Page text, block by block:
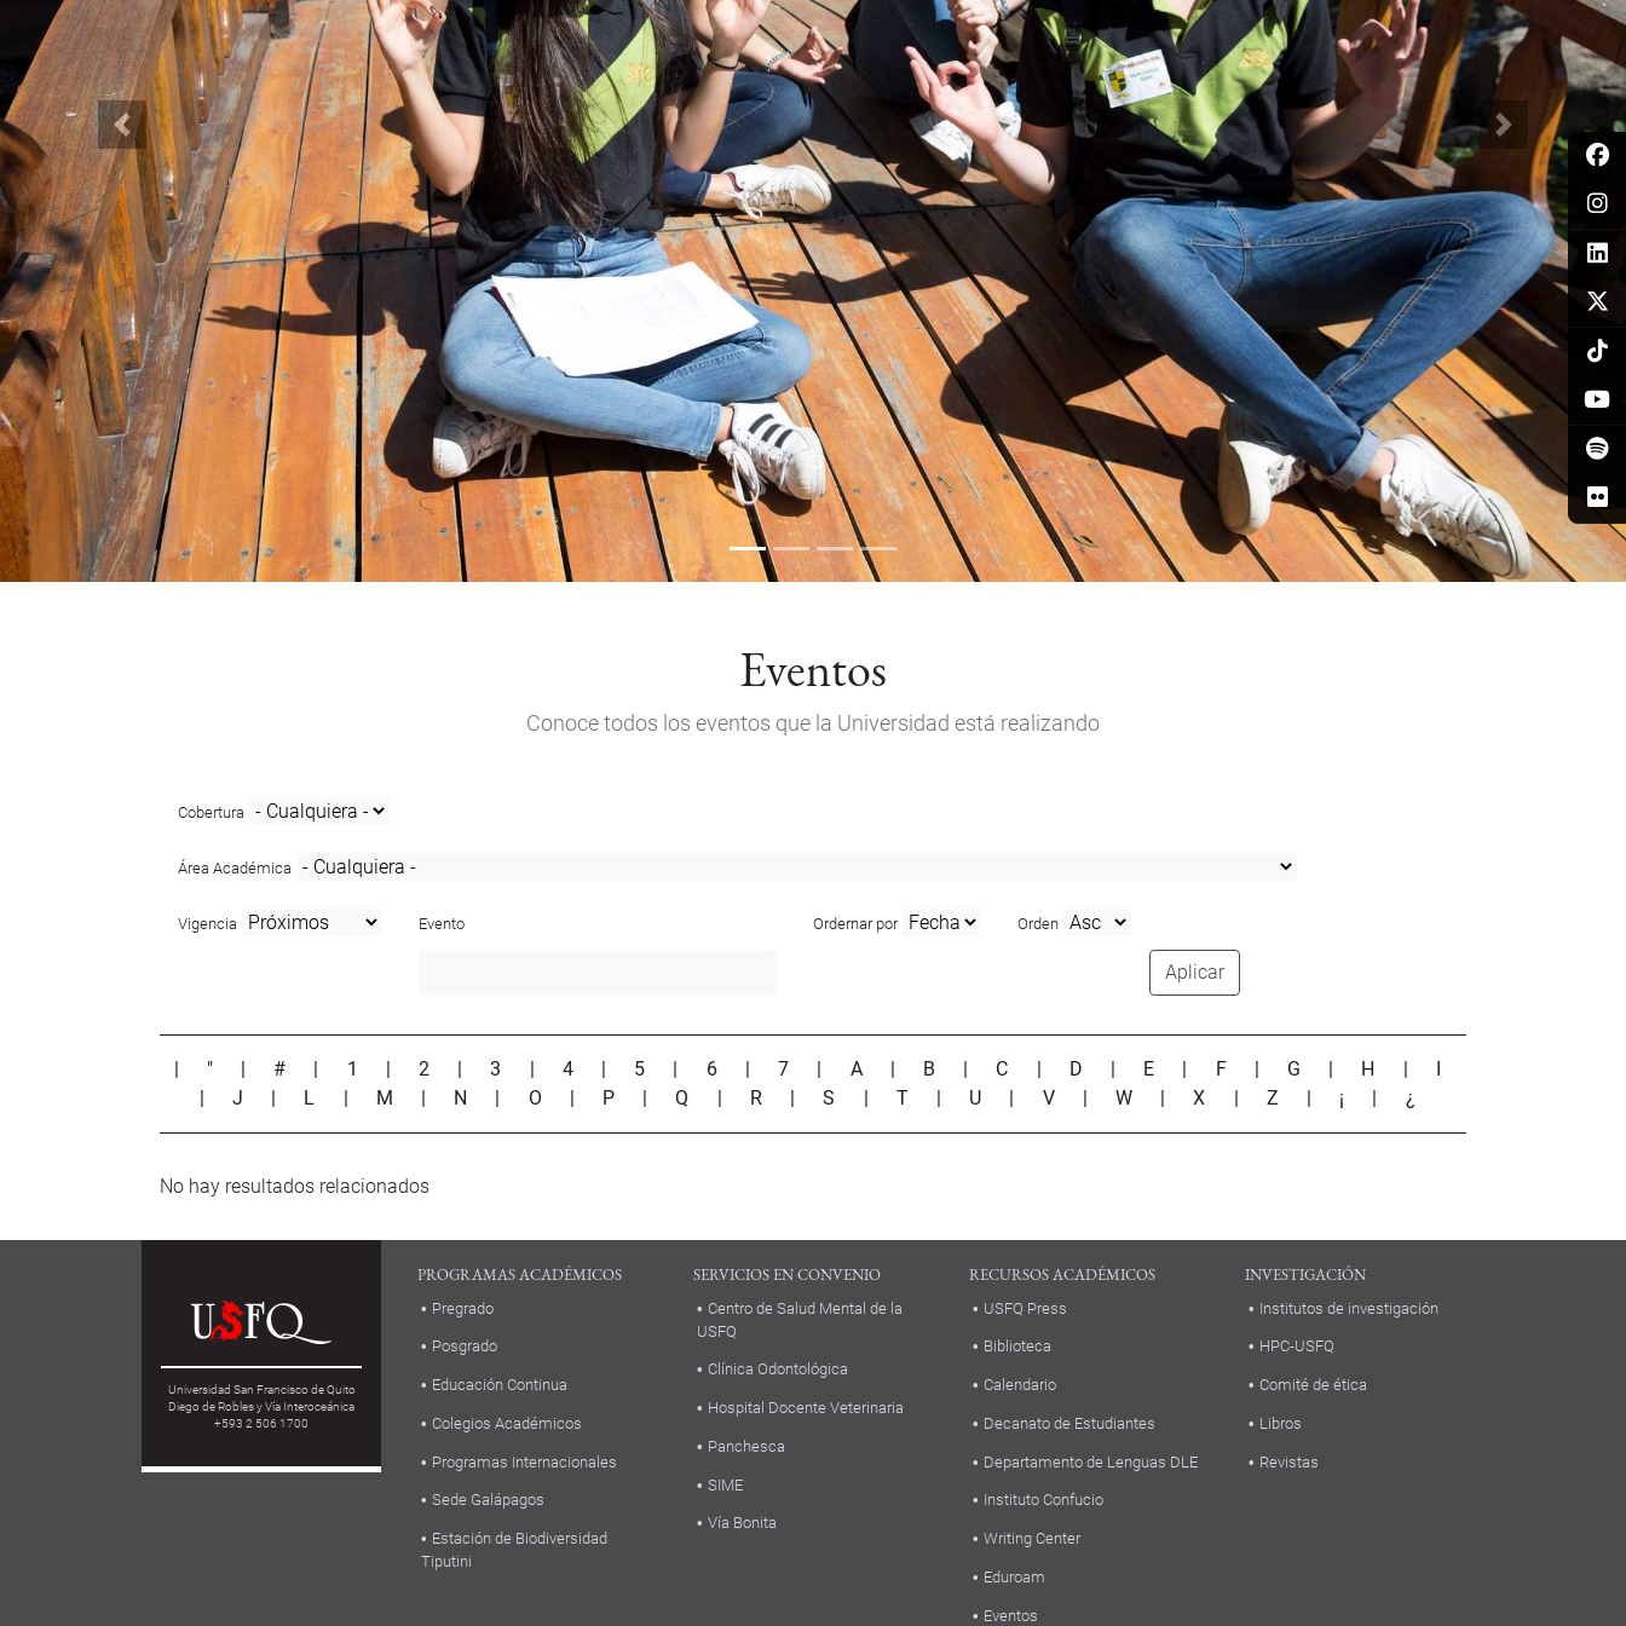
Anterior Siguiente
Eventos
Conoce todos los eventos que la Universidad está realizando
Cobertura
Área Académica
Vigencia Evento Ordernar por Orden
Aplicar
" # 1 2 |3 4 5 6 |7 A B C D E F G H
J L M N O P |Q R |S T U V W |X Z ¡ ¿
No hay resultados relacionados
Universidad San Francisco de Quito
Diego de Robles y Vía Interoceánica
+593 2 506 1700
PROGRAMAS ACADÉMICOS
Pregrado
Posgrado
Educación Continua
Colegios Académicos
Programas Internacionales
Sede Galápagos
Estación de Biodiversidad
Tiputini
SERVICIOS EN CONVENIO
Centro de Salud Mental de la
USFQ
Clínica Odontológica
Hospital Docente Veterinaria
Panchesca
SIME
Vía Bonita
RECURSOS ACADÉMICOS
USFQ Press
Biblioteca
Calendario
Decanato de Estudiantes
Departamento de Lenguas DLE
Instituto Confucio
Writing Center
Eduroam
Eventos
INVESTIGACIÓN
Institutos de investigación
HPC-USFQ
Comité de ética
Libros
Revistas